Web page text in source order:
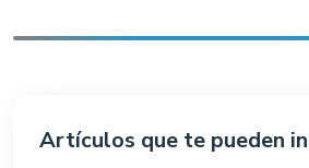
Artículos que te pueden